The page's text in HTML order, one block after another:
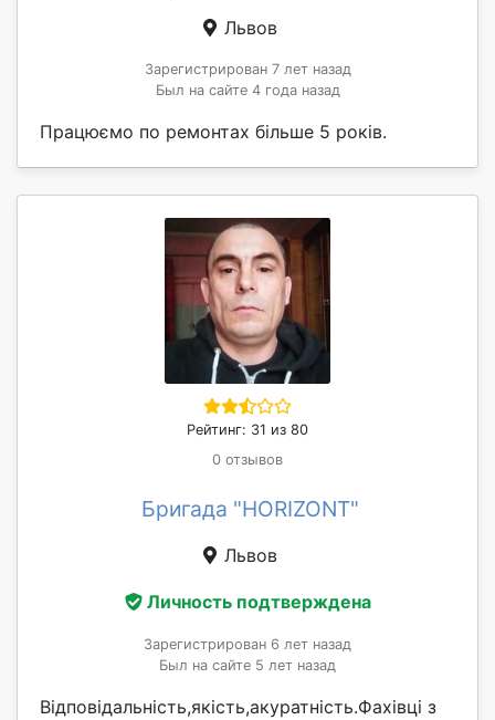
Львов
Зарегистрирован 7 лет назад
Был на сайте 4 года назад
Працюємо по ремонтах більше 5 років.
Рейтинг: 31 из 80
0 отзывов
Бригада "HORIZONT"
Львов
Личность подтверждена
Зарегистрирован 6 лет назад
Был на сайте 5 лет назад
Відповідальність,якість,акуратність.Фахівці з